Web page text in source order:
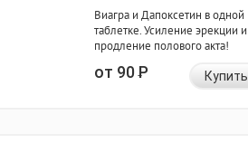
Виагра и Дапоксетин в одной
таблетке. Усиление эрекции и
продление полового акта!
от 90Р Купить